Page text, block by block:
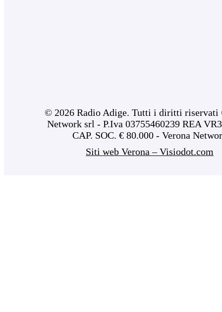
© 2026 Radio Adige. Tutti i diritti riservati
Network srl - P.Iva 03755460239 REA
CAP. SOC. € 80.000 - Verona
Siti web Verona – Visiodot.com